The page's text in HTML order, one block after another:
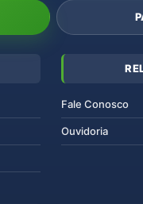
Fale Conosco
Ouvidoria